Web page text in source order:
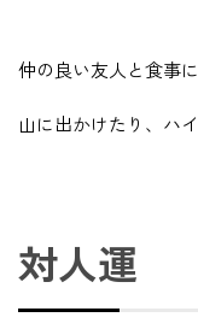
仲の良い友人と食事
山に出かけたり、ハ
対人運